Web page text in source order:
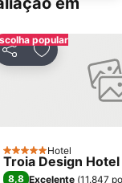
popular
PartilharAdicionar
5 EstrelasHotel
Troia Design Hotel
8,8 Excelente (11.847